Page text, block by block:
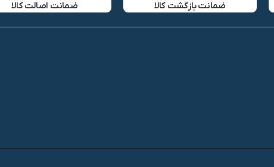
ضمانت بازگشت کالا ضمانت اصالت کالا